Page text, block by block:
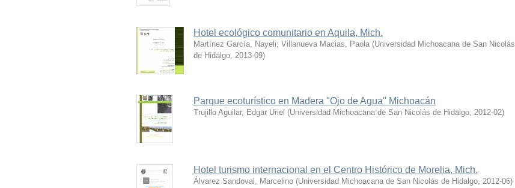
Hotel ecológico comunitario en Aquila, Mich.
Martínez García, Nayeli; Villanueva Macias, Paola (Universidad Michoacana de San Nicolás
de Hidalgo, 2013-09)
Parque ecoturístico en Madera "Ojo de Agua" Michoacán
Trujillo Aguilar, Edgar Uriel (Universidad Michoacana de San Nicolás de Hidalgo, 2012-02)
Hotel turismo internacional en el Centro Histórico de Morelia, Mich.
Álvarez Sandoval, Marcelino (Universidad Michoacana de San Nicolás de Hidalgo, 2012-06)